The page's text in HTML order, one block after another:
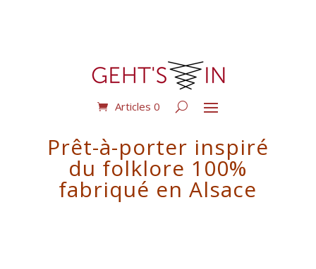
Articles 0
Prêt-à-porter inspiré
du folklore 100%
fabriqué en Alsace